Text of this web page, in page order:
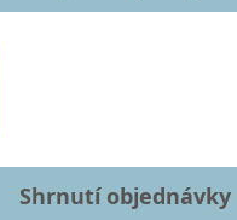
Shrnutí objednávky